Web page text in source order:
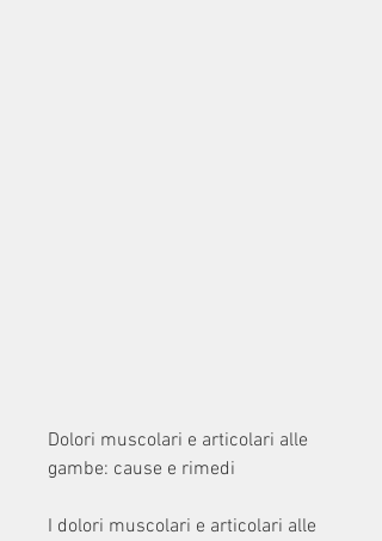
Dolori muscolari e articolari alle
gambe: cause e rimedi
I dolori muscolari e articolari alle